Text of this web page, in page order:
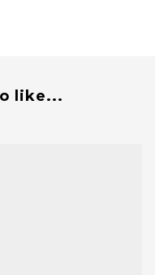
like...